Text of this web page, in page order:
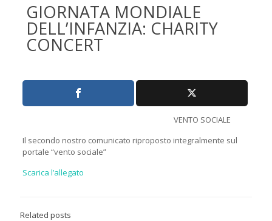
GIORNATA MONDIALE
DELL’INFANZIA: CHARITY
CONCERT
VENTO SOCIALE
Il secondo nostro comunicato riproposto integralmente sul
portale “vento sociale”
Scarica l’allegato
Related posts